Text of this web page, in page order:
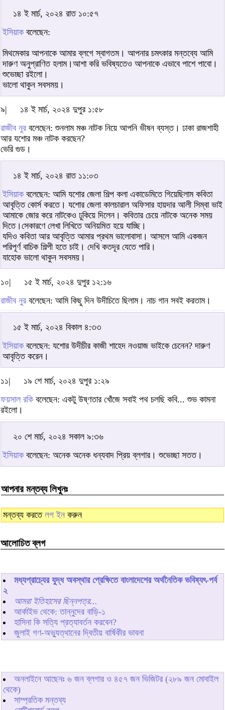
১৪ ই মার্চ, ২০২৪ রাত ১০:৫৭
ইসিয়াকবলেছেন:
মিথমেকার আপনাকে আমার ব্লগে স্বাগতম। আপনার চমৎকার মন্তব্যে আমি
দারুণ অনুপ্রাণিত হলাম।আশা করি ভবিষ্যতেও আপনাকে এভাবে পাশে পাবো।
শুভেচ্ছা রইলো।
ভালো থাকুন সবসময়।
৯|
১৪ ই মার্চ, ২০২৪ দুপুর ১:৫৮
রাজীব নুর বলেছেন: শুনলাম মঞ্চ নাটক নিয়ে আপনি ভীষন ব্যস্ত। ঢাকা রাজশাহী
আর যশোর মঞ্চ নাটক করছেন?
ভেরি গুড।
১৪ ই মার্চ, ২০২৪ রাত ১১:০৩
ইসিয়াকবলেছেন: আমি যশোর জেলা শিল্প কলা একাডেমিতে গিয়েছিলাম কবিতা
আবৃত্তি কোর্স করতে। যশোর জেলা কালচারাল অফিসার হায়দার আলী সিম্বা ভাই
আমাকে জোর করে নাটকেও ঢুকিয়ে দিলেন। কবিতার চেয়ে নাটকে অনেক সময়
দিতে।সেকারণে লেখা লিখিতে অনিয়মিত হয়ে যাচ্ছি।
যদিও কবিতা আর আবৃত্তি আমার প্রথম ভালোবাসা। আসলে আমি একজন
পরিপূর্ণ বাচিক শিল্পী হতে চাই। দেখি কতদূর যেতে পারি।
যাহোক ভালো থাকুন সবসময়।
১০|
১৫ ই মার্চ, ২০২৪ দুপুর ১২:১৬
রাজীব নুর বলেছেন: আমি কিছু দিন উদীচিতে ছিলাম। নাচ গান সবই করতাম।
১৫ ই মার্চ, ২০২৪ বিকাল ৪:৩৩
ইসিয়াকবলেছেন: যশোর উদীচীর কাজী শাহেদ নওয়াজ ভাইকে চেনেন? দারুণ
আবৃত্তি করেন।
১১|
১৯ শে মার্চ, ২০২৪ দুপুর ১:২৯
ফয়সাল রকিবলেছেন: একটু উষ্ণতার খোঁজে সবাই পথ চলছি কবি... শুভ কামনা
রইলো।
২০ শে মার্চ, ২০২৪ সকাল ৯:৩৬
ইসিয়াকবলেছেন: অনেক অনেক ধন্যবাদ প্রিয় ব্লগার। শুভেচ্ছা সতত।
আপনার মন্তব্য লিখুনঃ
মন্তব্য করতে লগ ইন করুন
আলোচিত ব্লগ
মধ্যপ্রাচ্যের যুদ্ধ অবস্থার প্রেক্ষিতে বাংলাদেশের অর্থনৈতিক ভবিষ্যৎ-পর্ব
২
আমরা ইতিহাসের ছিন্নপত্র...
আর্কাইভ থেকে: তান্নুদের বাড়ি-১
হাসিনা কি সত্যি প্রত্যাবর্তন করবেন?
জুলাই গণ-অভ্যুত্থানের দ্বিতীয় বার্ষিকীর ভাবনা
অনলাইনে আছেনঃ ৬ জন ব্লগার ও ৪৫৭ জন ভিজিটর (২৮৯ জন মোবাইল
থেকে)
সাম্প্রতিক মন্তব্য